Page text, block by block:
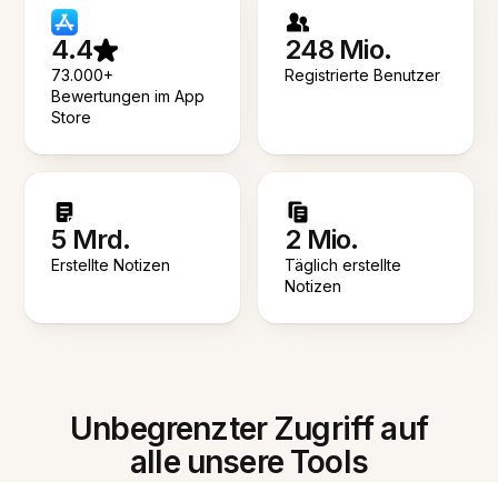
4.4
73.000+
Bewertungen im App
Store
248 Mio.
Registrierte Benutzer
5 Mrd.
Erstellte Notizen
2 Mio.
Täglich erstellte
Notizen
Unbegrenzter Zugriff auf
alle unsere Tools